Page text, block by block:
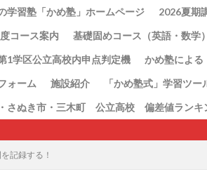
学習塾「かめ塾」ホームページ 2026夏期
コース案内
基礎固めコース（英語・数学）
1学区公立高校内申点判定機 かめ塾による
ォーム
施設紹介 「かめ塾式」学習ツー
地理教科書準拠プリ
語呂合わせプリント
かめ塾式地理記述プリ
さぬき市・三木町 公立高校 偏差値ランキ
記録する！